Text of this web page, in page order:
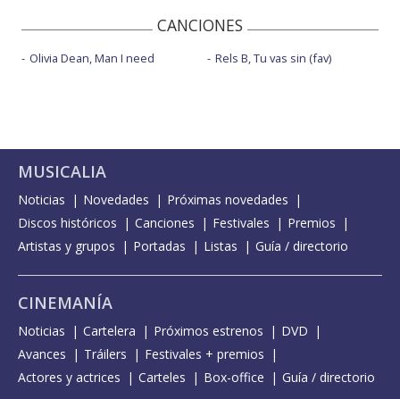
CANCIONES
Olivia Dean, Man I need Rels B, Tu vas sin (fav)
MUSICALIA
Noticias Novedades
Próximas novedades
Discos históricos
Canciones Festivales
Premios
Artistas y grupos
Portadas Listas Guía / directorio
CINEMANÍA
Noticias Cartelera Próximos estrenos
DVD
Avances
Tráilers
Festivales + premios
Actores y actrices
Carteles Box-office Guía / directorio